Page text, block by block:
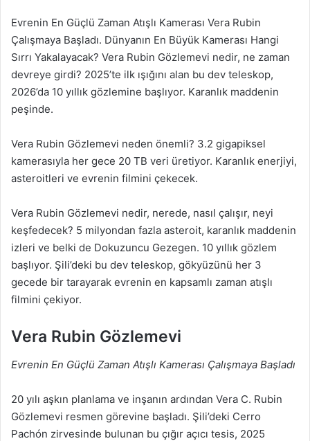
Evrenin En Güçlü Zaman Atışlı Kamerası Vera Rubin
Çalışmaya Başladı. Dünyanın En Büyük Kamerası Hangi
Sırrı Yakalayacak? Vera Rubin Gözlemevi nedir, ne zaman
devreye girdi? 2025’te ilk ışığını alan bu dev teleskop,
2026’da 10 yıllık gözlemine başlıyor. Karanlık maddenin
peşinde.
Vera Rubin Gözlemevi neden önemli? 3.2 gigapiksel
kamerasıyla her gece 20 TB veri üretiyor. Karanlık enerjiyi,
asteroitleri ve evrenin filmini çekecek.
Vera Rubin Gözlemevi nedir, nerede, nasıl çalışır, neyi
keşfedecek? 5 milyondan fazla asteroit, karanlık maddenin
izleri ve belki de Dokuzuncu Gezegen. 10 yıllık gözlem
başlıyor. Şili’deki bu dev teleskop, gökyüzünü her 3
gecede bir tarayarak evrenin en kapsamlı zaman atışlı
filmini çekiyor.
Vera Rubin Gözlemevi
Evrenin En Güçlü Zaman Atışlı Kamerası Çalışmaya Başladı
20 yılı aşkın planlama ve inşanın ardından Vera C. Rubin
Gözlemevi resmen görevine başladı. Şili’deki Cerro
Pachón zirvesinde bulunan bu çığır açıcı tesis, 2025